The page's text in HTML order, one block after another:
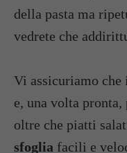
della pasta ma
vedrete che
Vi assicuriamo che
e, una volta
oltre che piatti
sfoglia facili e